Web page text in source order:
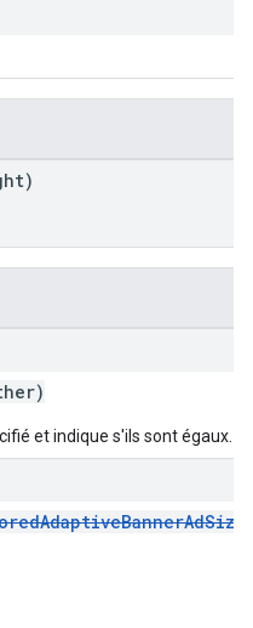
et indique s'ils sont égaux.